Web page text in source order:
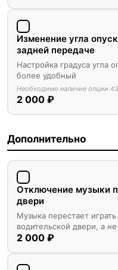
Изменение угла
задней передаче
Настройка градуса угла
более удобный
Необходимо наличие опции
2 000 ₽
Дополнительно
Отключение музыки
двери
Музыка перестает
водительской двери, а
2 000 ₽